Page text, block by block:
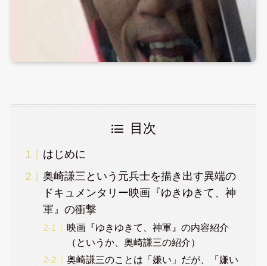
目次
はじめに
奥崎謙三という元兵士を描き出す異端の
ドキュメンタリー映画『ゆきゆきて、神
軍』の衝撃
映画『ゆきゆきて、神軍』の内容紹介
（というか、奥崎謙三の紹介）
奥崎謙三のことは「嫌い」だが、「嫌い